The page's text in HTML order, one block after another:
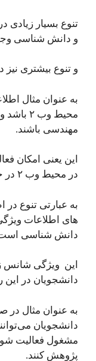
تنوع بسیار
و دانش شناسی
و تنوع بیشتری
به عنوان مثال
محیط
مهندسی باشند.
این یعنی امکان
در محیط وب ۲ در حوزه تخصصی فنی و مهندسی.
به عبارتی تنوع در
های اطلاعات
دانش شناسی
این ویژگی شانس
دانشجویان در
به عنوان مثال در
دانشجویان
مشغول فعالیت
پژوهش کنند.